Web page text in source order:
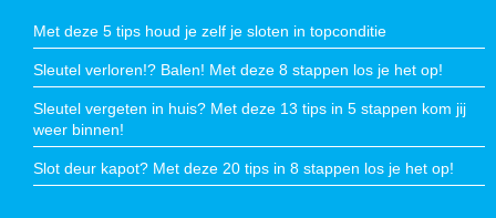
Met deze 5 tips houd je zelf je sloten in topconditie
Sleutel verloren!? Balen! Met deze 8 stappen los je het op!
Sleutel vergeten in huis? Met deze 13 tips in 5 stappen kom jij
weer binnen!
Slot deur kapot? Met deze 20 tips in 8 stappen los je het op!